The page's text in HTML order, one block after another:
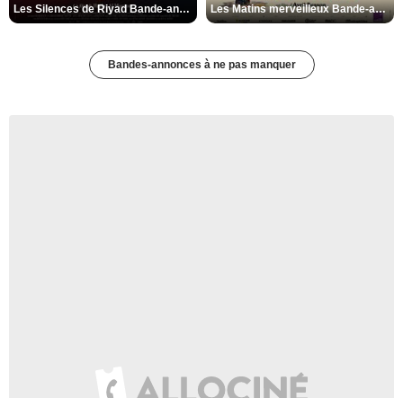
Les Silences de Riyad Bande-annonce VO STFR Les Matins merveilleux Bande-annonce VF
Bandes-annonces à ne pas manquer